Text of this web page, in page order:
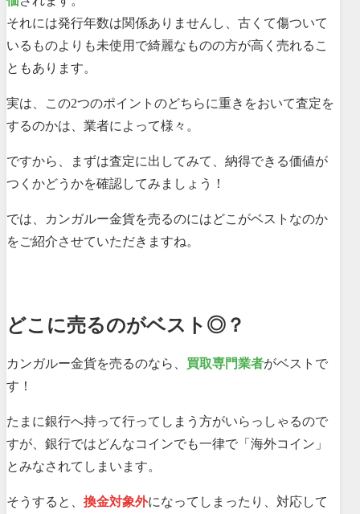
それには発行年数は関係ありませんし、古くて傷ついて
いるものよりも未使用で綺麗なものの方が高く売れるこ
ともあります。
実は、この2つのポイントのどちらに重きをおいて査定を
するのかは、業者によって様々。
ですから、まずは査定に出してみて、納得できる価値が
つくかどうかを確認してみましょう！
では、カンガルー金貨を売るのにはどこがベストなのか
をご紹介させていただきますね。
どこに売るのがベスト◎？
カンガルー金貨を売るのなら、 買取専門業者がベストで
す！
たまに銀行へ持って行ってしまう方がいらっしゃるので
すが、銀行ではどんなコインでも一律で「海外コイン」
とみなされてしまいます。
そうすると、 換金対象外になってしまったり、対応して